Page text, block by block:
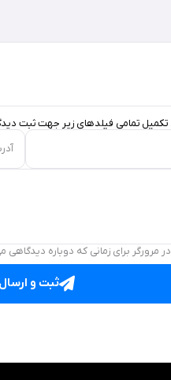
تمامی فیلد‌های زیر جهت ثبت
مرورگر برای زمانی که دوباره دیدگاهی
ثبت و